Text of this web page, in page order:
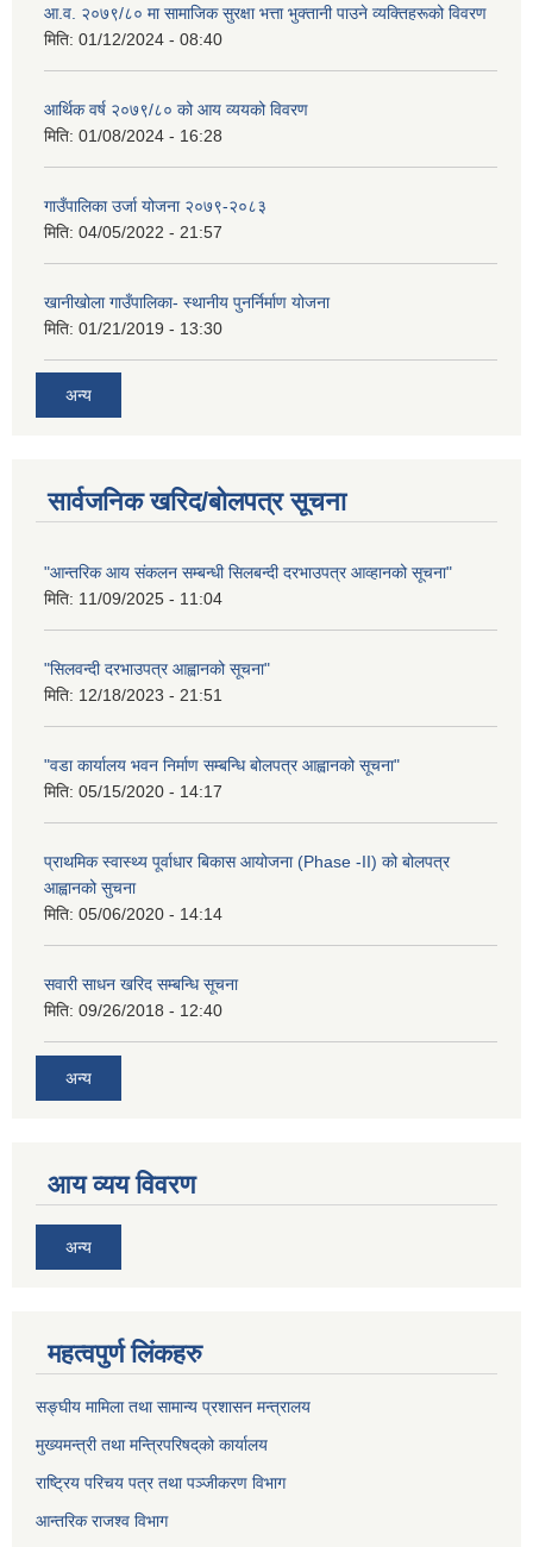
आ.व. २०७९/८० मा सामाजिक सुरक्षा भत्ता भुक्तानी पाउने व्यक्तिहरूको विवरण
मिति: 01/12/2024 - 08:40
आर्थिक वर्ष २०७९/८० को आय व्ययको विवरण
मिति: 01/08/2024 - 16:28
गाउँपालिका उर्जा योजना २०७९-२०८३
मिति: 04/05/2022 - 21:57
खानीखोला गाउँपालिका- स्थानीय पुनर्निर्माण योजना
मिति: 01/21/2019 - 13:30
अन्य
सार्वजनिक खरिद/बोलपत्र सूचना
"आन्तरिक आय संकलन सम्बन्धी सिलबन्दी दरभाउपत्र आव्हानको सूचना"
मिति: 11/09/2025 - 11:04
"सिलवन्दी दरभाउपत्र आह्वानको सूचना"
मिति: 12/18/2023 - 21:51
"वडा कार्यालय भवन निर्माण सम्बन्धि बोलपत्र आह्वानको सूचना"
मिति: 05/15/2020 - 14:17
प्राथमिक स्वास्थ्य पूर्वाधार बिकास आयोजना (Phase -II) को बोलपत्र
आह्वानको सुचना
मिति: 05/06/2020 - 14:14
सवारी साधन खरिद सम्बन्धि सूचना
मिति: 09/26/2018 - 12:40
अन्य
आय व्यय विवरण
अन्य
महत्वपुर्ण लिंकहरु
सङ्घीय मामिला तथा सामान्य प्रशासन मन्त्रालय
मुख्यमन्त्री तथा मन्त्रिपरिषद्‌को कार्यालय
राष्ट्रिय परिचय पत्र तथा पञ्जीकरण विभाग
आन्तरिक राजश्व विभाग